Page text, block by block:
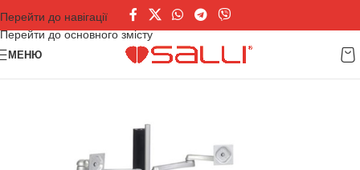
Перейти до навігації
Перейти до основного змісту
МЕНЮ